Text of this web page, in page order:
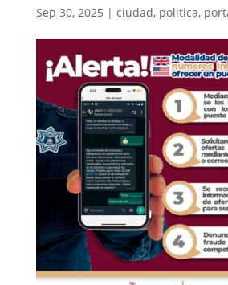
Sep 30, 2025 | ciudad, politica,